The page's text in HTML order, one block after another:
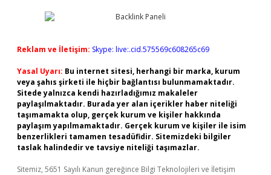
Reklam ve İletişim: Skype: live:.cid.575569c608265c69
Yasal Uyarı: Bu internet sitesi, herhangi bir marka, kurum
veya şahıs şirketi ile hiçbir bağlantısı bulunmamaktadır.
Sitede yalnızca kendi hazırladığımız makaleler
paylaşılmaktadır. Burada yer alan içerikler haber niteliği
taşımamakta olup, gerçek kurum ve kişiler hakkında
paylaşım yapılmamaktadır. Gerçek kurum ve kişiler ile isim
benzerlikleri tamamen tesadüfidir. Sitemizdeki bilgiler
taslak halindedir ve tavsiye niteliği taşımazlar.
Sitemiz, 5651 Sayılı Kanun gereğince Bilgi Teknolojileri ve İletişim